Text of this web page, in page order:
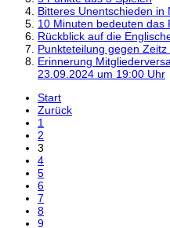
Bitteres Unentschieden in
10 Minuten bedeuten das
Rückblick auf die
Punkteteilung gegen Zeitz
Erinnerung
23.09.2024 um 19:00 Uhr
Start
Zurück
1
2
3
4
5
6
7
8
9